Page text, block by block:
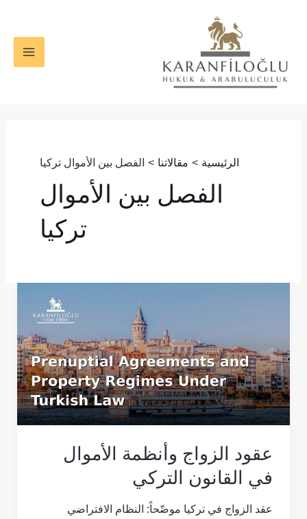
الرئيسية مقالاتنا الفصل بين الأموال تركيا
الفصل بين الأموال
تركيا
عقود الزواج وأنظمة الأموال
في القانون التركي
عقد الزواج في تركيا موضّحاً: النظام الافتراضي
الأموال
في
القانون
التركي